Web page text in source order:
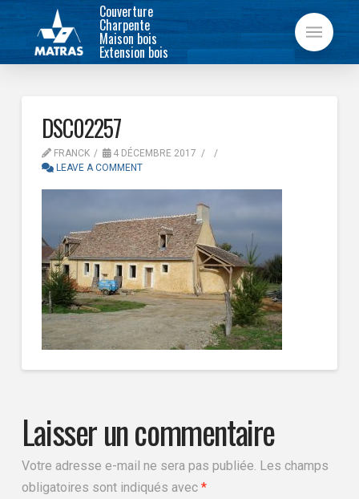
Couverture
Charpente
Maison bois
Extension bois
DSC02257
FRANCK
4 DÉCEMBRE 2017
LEAVE A COMMENT
Laisser un commentaire
Votre adresse e-mail ne sera pas publiée. Les champs
obligatoires sont indiqués avec *